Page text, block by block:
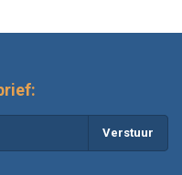
Verstuur